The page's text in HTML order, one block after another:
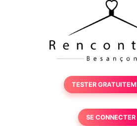
TESTER
SE CONNECTER